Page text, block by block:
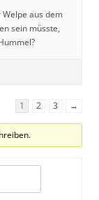
aus dem
sein müsste,
1 2 3 →